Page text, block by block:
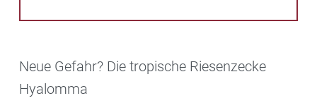
Neue Gefahr? Die tropische Riesenzecke
Hyalomma